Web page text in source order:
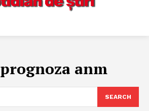
prognoza anm
SEARCH